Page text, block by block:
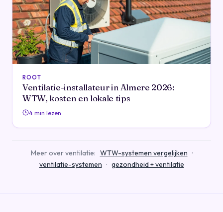
ROOT
Ventilatie-installateur in Almere 2026:
WTW, kosten en lokale tips
4 min lezen
Meer over ventilatie: WTW-systemen vergelijken ·
ventilatie-systemen · gezondheid + ventilatie